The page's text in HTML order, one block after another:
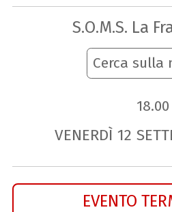
S.O.M.S. La
Cerca sulla
18.00
VENERDÌ 12
EVENTO